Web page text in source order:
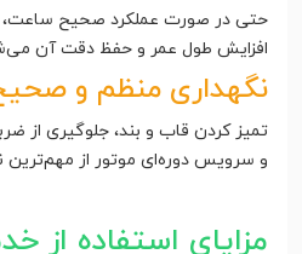
حتی در صورت عملکرد صحیح
افزایش طول عمر و حفظ دقت آن
نگهداری منظم و
تمیز کردن قاب و بند، جلوگیری از
و سرویس دوره‌ای موتور از مهم‌ترین
مزایای استفاده از